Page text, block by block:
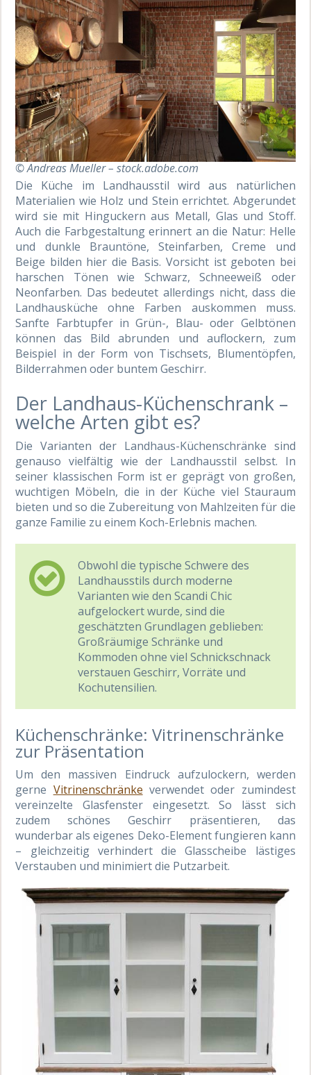
© Andreas Mueller – stock.adobe.com
Die Küche im Landhausstil wird aus natürlichen
Materialien wie Holz und Stein errichtet. Abgerundet
wird sie mit Hinguckern aus Metall, Glas und Stoff.
Auch die Farbgestaltung erinnert an die Natur: Helle
und dunkle Brauntöne, Steinfarben, Creme und
Beige bilden hier die Basis. Vorsicht ist geboten bei
harschen Tönen wie Schwarz, Schneeweiß oder
Neonfarben. Das bedeutet allerdings nicht, dass die
Landhausküche ohne Farben auskommen muss.
Sanfte Farbtupfer in Grün-, Blau- oder Gelbtönen
können das Bild abrunden und auflockern, zum
Beispiel in der Form von Tischsets, Blumentöpfen,
Bilderrahmen oder buntem Geschirr.
Der Landhaus-Küchenschrank –
welche Arten gibt es?
Die Varianten der Landhaus-Küchenschränke sind
genauso vielfältig wie der Landhausstil selbst. In
seiner klassischen Form ist er geprägt von großen,
wuchtigen Möbeln, die in der Küche viel Stauraum
bieten und so die Zubereitung von Mahlzeiten für die
ganze Familie zu einem Koch-Erlebnis machen.
Obwohl die typische Schwere des
Landhausstils durch moderne
Varianten wie den Scandi Chic
aufgelockert wurde, sind die
geschätzten Grundlagen geblieben:
Großräumige Schränke und
Kommoden ohne viel Schnickschnack
verstauen Geschirr, Vorräte und
Kochutensilien.
Küchenschränke: Vitrinenschränke
zur Präsentation
Um den massiven Eindruck aufzulockern, werden
gerne Vitrinenschränke verwendet oder zumindest
vereinzelte Glasfenster eingesetzt. So lässt sich
zudem schönes Geschirr präsentieren, das
wunderbar als eigenes Deko-Element fungieren kann
– gleichzeitig verhindert die Glasscheibe lästiges
Verstauben und minimiert die Putzarbeit.